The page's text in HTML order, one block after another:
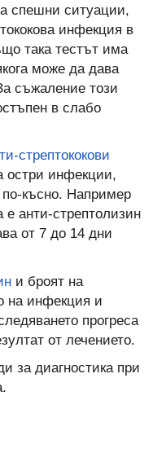
спешни ситуации,
инфекция в
така тестът има
може да дава
съжаление този
в слабо
стрептококови
остри инфекции,
по-късно. Например
е анти-стрептолизин
от 7 до 14 дни
и броят на
на инфекция и
прогреса
от лечението.
за диагностика при